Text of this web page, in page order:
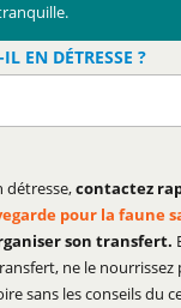
EN DÉTRESSE ?
détresse,contactez
pour la faune
son transfert.
ne le nourrissez
sans les conseils du